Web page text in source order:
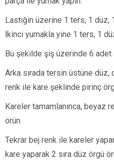
Lastiğin üzerine 1 ters, 1 düz,
İkinci yumakla yine 1 ters, 1
Bu şekilde şiş üzerinde 6 adet
Arka sırada tersin üstüne
renk ile kare şeklinde pirinç
Kareler tamamlanınca, beyaz
örün.
Tekrar bej renk ile kareler
kare yaparak 2 sıra düz örgü